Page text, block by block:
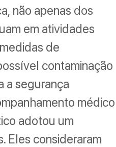
não apenas dos
em atividades
de
contaminação
a segurança
médico
adotou um
Eles consideraram